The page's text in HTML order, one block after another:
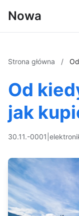
Nowa
Strona główna /
Od
jak
30.11.-0001